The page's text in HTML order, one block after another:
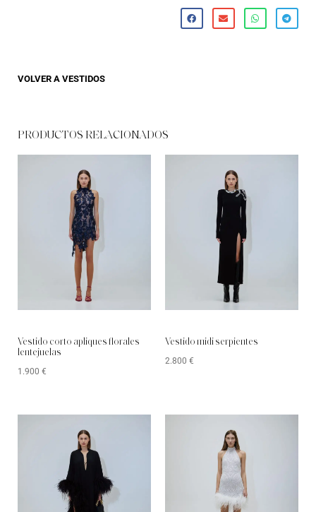
VOLVER A VESTIDOS
PRODUCTOS RELACIONADOS
Vestido corto apliques florales
lentejuelas
1.900 €
Vestido midi serpientes
2.800 €